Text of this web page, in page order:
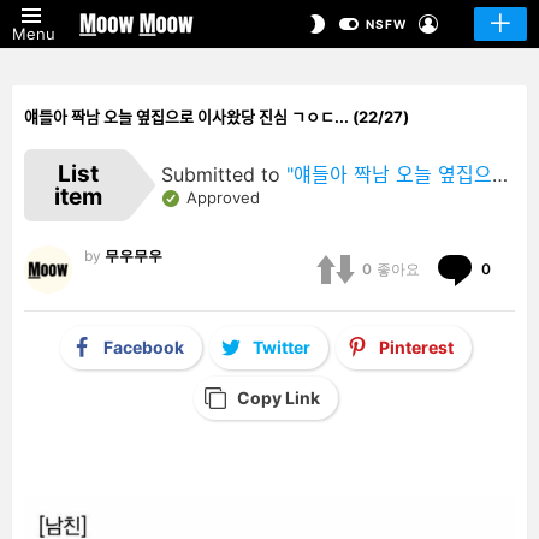
Menu
SWITCHNSFW
얘들아 짝남 오늘 옆집으로 이사왔당 진심 ㄱㅇㄷ... (22/27)
List
item
Submitted to "얘들아 짝남 오늘 옆집으로 이사왔당 진심 ㄱㅇㄷ…"
Approved
by 무우무우
0 좋아요 0
Facebook Twitter Pinterest
Copy Link